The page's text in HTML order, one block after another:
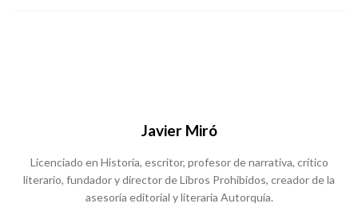
Javier Miró
Licenciado en Historia, escritor, profesor de narrativa, crítico
literario, fundador y director de Libros Prohibidos, creador de la
asesoría editorial y literaria Autorquía.